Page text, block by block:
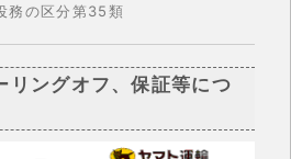
務の区分第35類
リングオフ、保証等につ